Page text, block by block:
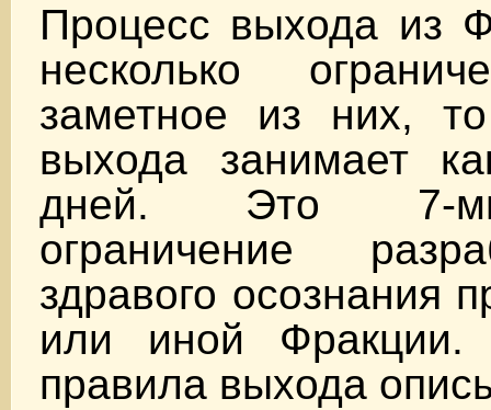
Процесс выхода из
несколько
заметное из них,
выхода занимает
дней. Это 7-
ограничение
здравого осознания
или иной Фракции.
правила выхода